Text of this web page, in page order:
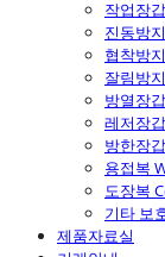
작업장
진동방
협착방
잘림방
방열장
레저장
방한장
용접복
도장복
기타 보
제품자료실